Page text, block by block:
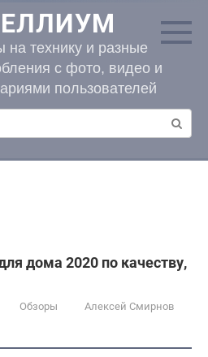
на технику и разные
с фото, видео и
пользователей
дома 2020 по качеству,
Обзоры Алексей Смирнов